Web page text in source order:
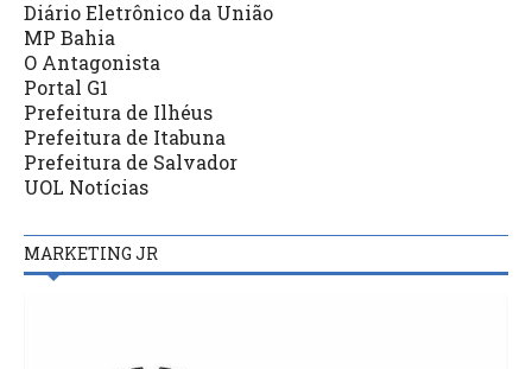
Diário Eletrônico da União
MP Bahia
O Antagonista
Portal G1
Prefeitura de Ilhéus
Prefeitura de Itabuna
Prefeitura de Salvador
UOL Notícias
MARKETING JR